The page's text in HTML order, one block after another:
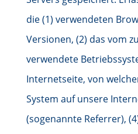
die (1) verwendeten
Versionen, (2) das vom
verwendete
Internetseite, von
System auf unsere
(sogenannte Referrer),